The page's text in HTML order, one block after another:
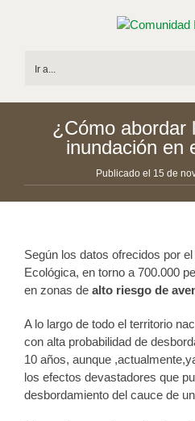
Ir a...
¿Cómo abordar
inundación en
Publicado el 15 de
Según los datos ofrecidos por
Ecológica, en torno a 700.000
en zonas de alto riesgo de
A lo largo de todo el territorio
con alta probabilidad de
10 años, aunque
los efectos devastadores que
desbordamiento del cauce de